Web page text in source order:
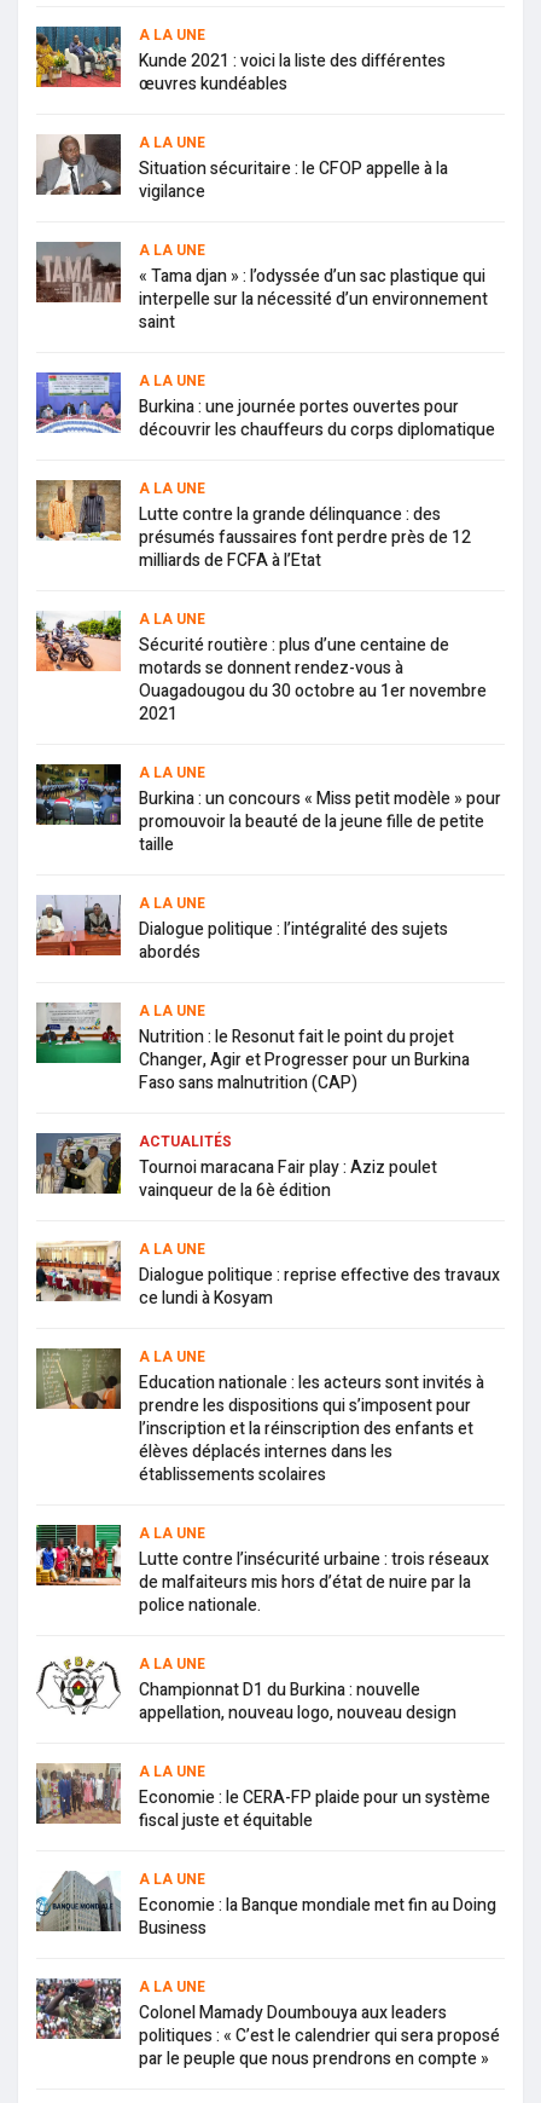
A LA UNE
Kunde 2021 : voici la liste des différentes
œuvres kundéables
A LA UNE
Situation sécuritaire : le CFOP appelle à la
vigilance
A LA UNE
« Tama djan » : l’odyssée d’un sac plastique qui
interpelle sur la nécessité d’un environnement
saint
A LA UNE
Burkina : une journée portes ouvertes pour
découvrir les chauffeurs du corps diplomatique
A LA UNE
Lutte contre la grande délinquance : des
présumés faussaires font perdre près de 12
milliards de FCFA à l’Etat
A LA UNE
Sécurité routière : plus d’une centaine de
motards se donnent rendez-vous à
Ouagadougou du 30 octobre au 1er novembre
2021
A LA UNE
Burkina : un concours « Miss petit modèle » pour
promouvoir la beauté de la jeune fille de petite
taille
A LA UNE
Dialogue politique : l’intégralité des sujets
abordés
A LA UNE
Nutrition : le Resonut fait le point du projet
Changer, Agir et Progresser pour un Burkina
Faso sans malnutrition (CAP)
ACTUALITÉS
Tournoi maracana Fair play : Aziz poulet
vainqueur de la 6è édition
A LA UNE
Dialogue politique : reprise effective des travaux
ce lundi à Kosyam
A LA UNE
Education nationale : les acteurs sont invités à
prendre les dispositions qui s’imposent pour
l’inscription et la réinscription des enfants et
élèves déplacés internes dans les
établissements scolaires
A LA UNE
Lutte contre l’insécurité urbaine : trois réseaux
de malfaiteurs mis hors d’état de nuire par la
police nationale.
A LA UNE
Championnat D1 du Burkina : nouvelle
appellation, nouveau logo, nouveau design
A LA UNE
Economie : le CERA-FP plaide pour un système
fiscal juste et équitable
A LA UNE
Economie : la Banque mondiale met fin au Doing
Business
A LA UNE
Colonel Mamady Doumbouya aux leaders
politiques : « C’est le calendrier qui sera proposé
par le peuple que nous prendrons en compte »